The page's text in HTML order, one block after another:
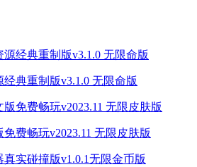
典重制版v3.1.0 无限命版
费畅玩v2023.11 无限皮肤版